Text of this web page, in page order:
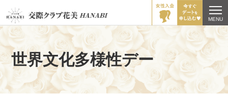
MENU
世界文化多様性デー